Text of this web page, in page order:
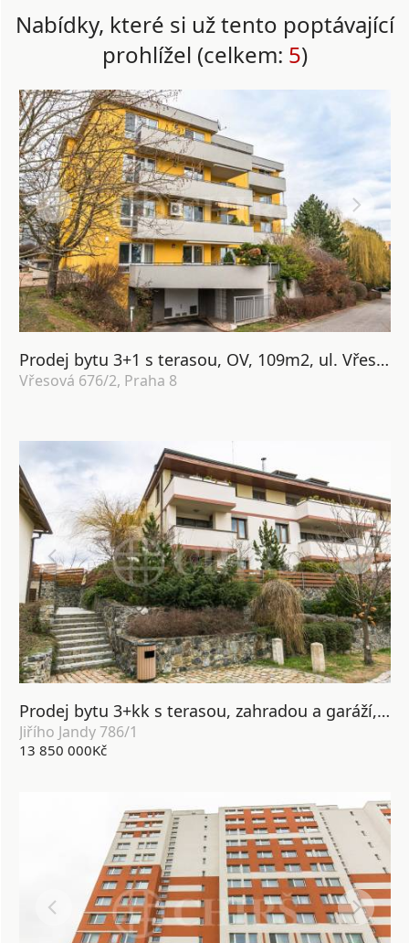
Nabídky, které si už tento poptávající
prohlížel (celkem: 5)
Prodej bytu 3+1 s terasou, OV, 109m2, ul. Vřesová 676/2, Praha 8 - Velká skála
Vřesová 676/2, Praha 8
Prodej bytu 3+kk s terasou, zahradou a garáží, OV, 91m2, ul. Jiřího Jandy 786/1, Praha 7 - Troja
Jiřího Jandy 786/1
13 850 000Kč